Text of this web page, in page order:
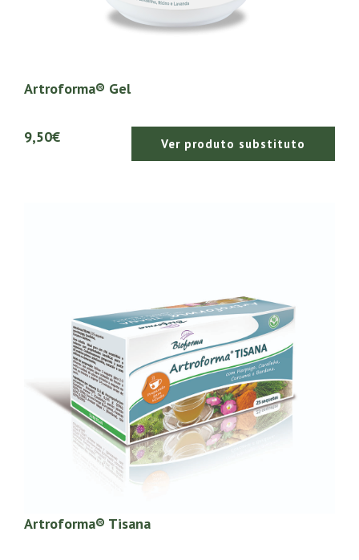
Artroforma® Gel
9,50€ Ver produto substituto
Artroforma® Tisana